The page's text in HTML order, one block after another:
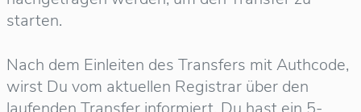
starten.
Nach dem Einleiten des Transfers mit Authcode,
wirst Du vom aktuellen Registrar über den